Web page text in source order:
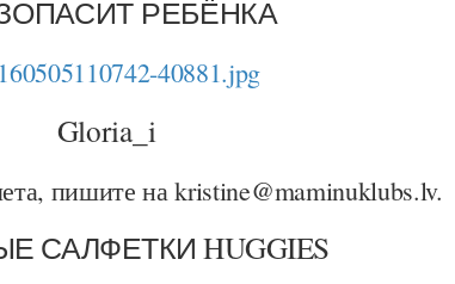
РЕБЁНКА
Gloria_i
пишите на kristine@maminuklubs.lv.
САЛФЕТКИ HUGGIES